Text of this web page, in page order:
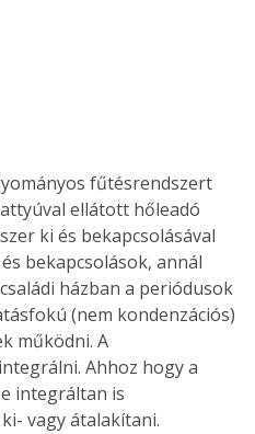
fűtésrendszert
ellátott hőleadó
ki és bekapcsolásával
bekapcsolások, annál
házban a periódusok
(nem kondenzációs)
működni. A
Ahhoz hogy a
integráltan is
vagy átalakítani.